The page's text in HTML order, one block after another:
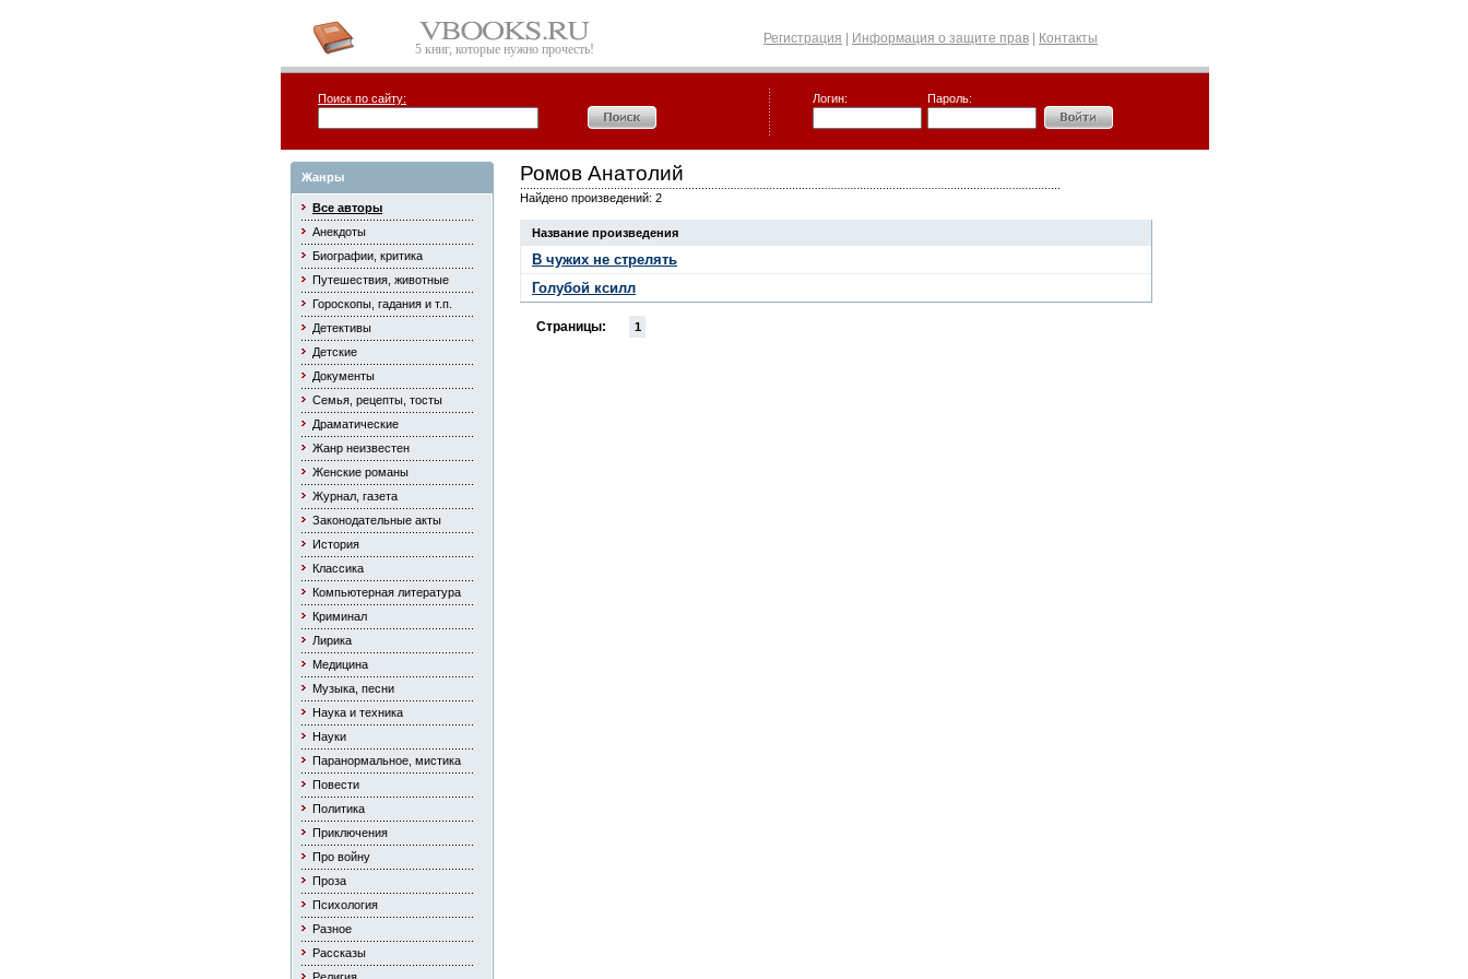
5 книг, которые нужно прочесть!
Регистрация Информация о защите прав Контакты
Поиск по сайту: Логин: Пароль:
Жанры
Все авторы
Анекдоты
Биографии, критика
Путешествия, животные
Гороскопы, гадания и т.п.
Детективы
Детские
Документы
Семья, рецепты, тосты
Драматические
Жанр неизвестен
Женские романы
Журнал, газета
Законодательные акты
История
Классика
Компьютерная литература
Криминал
Лирика
Медицина
Музыка, песни
Наука и техника
Науки
Паранормальное, мистика
Повести
Политика
Приключения
Про войну
Проза
Психология
Разное
Рассказы
Ромов Анатолий
Найдено произведений: 2
Название произведения
В чужих не стрелять
Голубой ксилл
Страницы: 1